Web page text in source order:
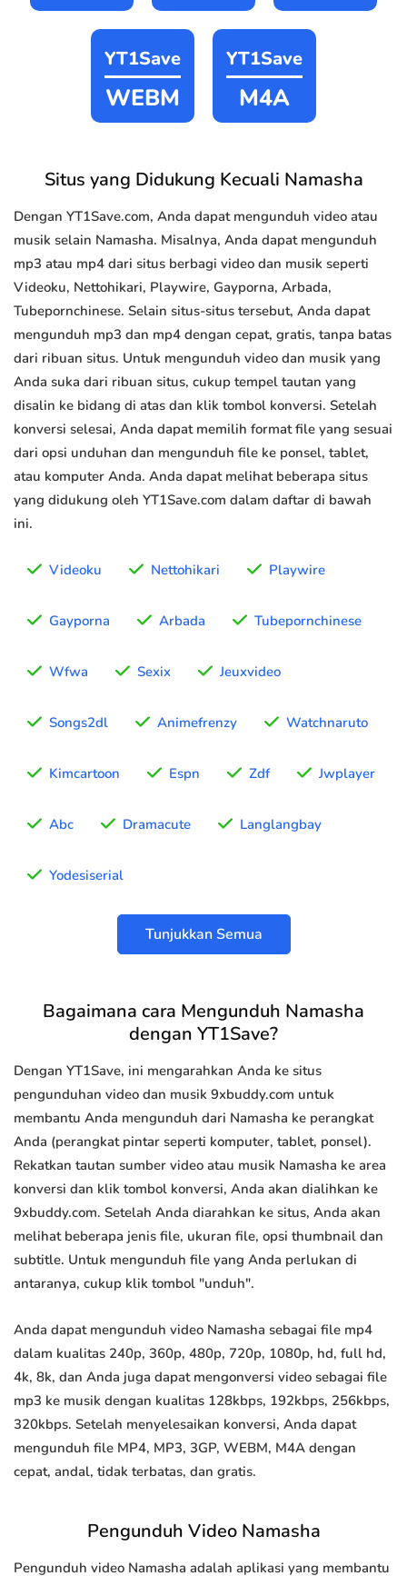
YT1Save
WEBM
YT1Save
M4A
Situs yang Didukung Kecuali Namasha
Dengan YT1Save.com, Anda dapat mengunduh video atau
musik selain Namasha. Misalnya, Anda dapat mengunduh
mp3 atau mp4 dari situs berbagi video dan musik seperti
Videoku, Nettohikari, Playwire, Gayporna, Arbada,
Tubepornchinese. Selain situs-situs tersebut, Anda dapat
mengunduh mp3 dan mp4 dengan cepat, gratis, tanpa batas
dari ribuan situs. Untuk mengunduh video dan musik yang
Anda suka dari ribuan situs, cukup tempel tautan yang
disalin ke bidang di atas dan klik tombol konversi. Setelah
konversi selesai, Anda dapat memilih format file yang sesuai
dari opsi unduhan dan mengunduh file ke ponsel, tablet,
atau komputer Anda. Anda dapat melihat beberapa situs
yang didukung oleh YT1Save.com dalam daftar di bawah
ini.
Videoku Nettohikari Playwire
Gayporna Arbada Tubepornchinese
Wfwa Sexix Jeuxvideo
Songs2dl Animefrenzy Watchnaruto
Kimcartoon Espn Zdf Jwplayer
Abc Dramacute Langlangbay
Yodesiserial
Tunjukkan Semua
Bagaimana cara Mengunduh Namasha
dengan YT1Save?
Dengan YT1Save, ini mengarahkan Anda ke situs
pengunduhan video dan musik 9xbuddy.com untuk
membantu Anda mengunduh dari Namasha ke perangkat
Anda (perangkat pintar seperti komputer, tablet, ponsel).
Rekatkan tautan sumber video atau musik Namasha ke area
konversi dan klik tombol konversi, Anda akan dialihkan ke
9xbuddy.com. Setelah Anda diarahkan ke situs, Anda akan
melihat beberapa jenis file, ukuran file, opsi thumbnail dan
subtitle. Untuk mengunduh file yang Anda perlukan di
antaranya, cukup klik tombol "unduh".
Anda dapat mengunduh video Namasha sebagai file mp4
dalam kualitas 240p, 360p, 480p, 720p, 1080p, hd, full hd,
4k, 8k, dan Anda juga dapat mengonversi video sebagai file
mp3 ke musik dengan kualitas 128kbps, 192kbps, 256kbps,
320kbps. Setelah menyelesaikan konversi, Anda dapat
mengunduh file MP4, MP3, 3GP, WEBM, M4A dengan
cepat, andal, tidak terbatas, dan gratis.
Pengunduh Video Namasha
Pengunduh video Namasha adalah aplikasi yang membantu